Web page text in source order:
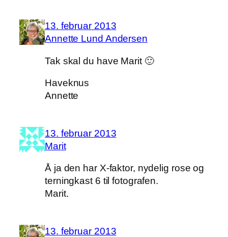
13. februar 2013
Annette Lund Andersen
Tak skal du have Marit 🙂
Haveknus
Annette
13. februar 2013
Marit
Å ja den har X-faktor, nydelig rose og
terningkast 6 til fotografen.
Marit.
13. februar 2013